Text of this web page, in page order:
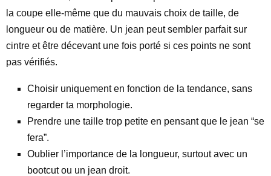
la coupe elle-même que du mauvais choix de taille, de
longueur ou de matière. Un jean peut sembler parfait sur
cintre et être décevant une fois porté si ces points ne sont
pas vérifiés.
Choisir uniquement en fonction de la tendance, sans
regarder ta morphologie.
Prendre une taille trop petite en pensant que le jean “se
fera”.
Oublier l’importance de la longueur, surtout avec un
bootcut ou un jean droit.